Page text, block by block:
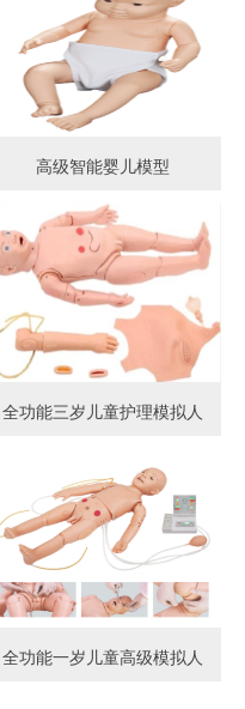
高级智能婴儿模型
全功能三岁儿童护理模拟人
全功能一岁儿童高级模拟人